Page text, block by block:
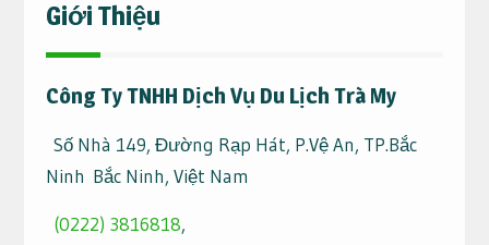
Giới Thiệu
Công Ty TNHH Dịch Vụ Du Lịch Trà My
Số Nhà 149, Đường Rạp Hát, P.Vệ An, TP.Bắc
Ninh Bắc Ninh, Việt Nam
(0222) 3816818,